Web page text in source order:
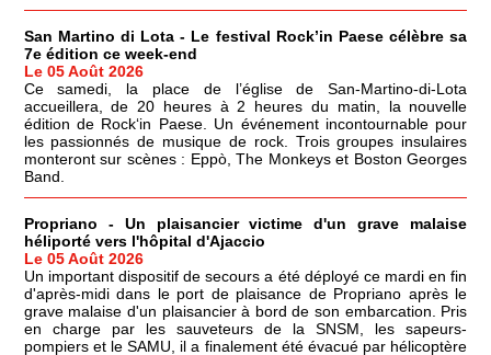
San Martino di Lota - Le festival Rock’in Paese célèbre sa
7e édition ce week-end
Le 05 Août 2026
Ce samedi, la place de l’église de San-Martino-di-Lota
accueillera, de 20 heures à 2 heures du matin, la nouvelle
édition de Rock‘in Paese. Un événement incontournable pour
les passionnés de musique de rock. Trois groupes insulaires
monteront sur scènes : Eppò, The Monkeys et Boston Georges
Band.
Propriano - Un plaisancier victime d'un grave malaise
héliporté vers l'hôpital d'Ajaccio
Le 05 Août 2026
Un important dispositif de secours a été déployé ce mardi en fin
d'après-midi dans le port de plaisance de Propriano après le
grave malaise d'un plaisancier à bord de son embarcation. Pris
en charge par les sauveteurs de la SNSM, les sapeurs-
pompiers et le SAMU, il a finalement été évacué par hélicoptère